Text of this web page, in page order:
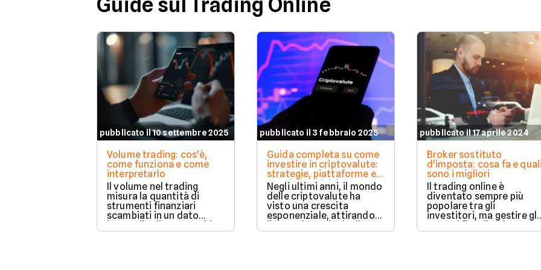
pubblicato il 10 settembre 2025
Volume trading: cos'è,
come funziona e come
interpretarlo
Il volume nel trading
misura la quantità di
strumenti finanziari
scambiati in un dato
intervallo di tempo ed è
un indicatore chiave per
pubblicato il 3 febbraio 2025
Guida completa su come
investire in criptovalute:
strategie, piattaforme e
consigli per iniziare
Negli ultimi anni, il mondo
delle criptovalute ha
visto una crescita
esponenziale, attirando
l'attenzione sia degli
investitori retail che
pubblicato il 17 aprile 2024
Broker sostituto
d'imposta: cosa fa e quali
sono i migliori
Il trading online è
diventato sempre più
popolare tra gli
investitori, ma gestire gli
aspetti fiscali può essere
complicato.